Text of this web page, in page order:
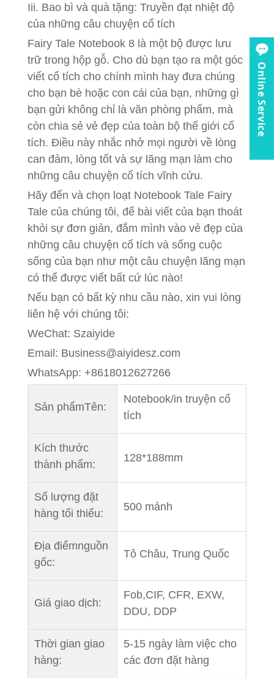
Iii. Bao bì và quà tặng: Truyền đạt nhiệt độ
của những câu chuyện cổ tích
Fairy Tale Notebook 8 là một bộ được lưu
trữ trong hộp gỗ. Cho dù bạn tạo ra một góc
viết cổ tích cho chính mình hay đưa chúng
cho bạn bè hoặc con cái của bạn, những gì
bạn gửi không chỉ là văn phòng phẩm, mà
còn chia sẻ vẻ đẹp của toàn bộ thế giới cổ
tích. Điều này nhắc nhở mọi người về lòng
can đảm, lòng tốt và sự lãng mạn làm cho
những câu chuyện cổ tích vĩnh cửu.
Hãy đến và chọn loạt Notebook Tale Fairy
Tale của chúng tôi, để bài viết của bạn thoát
khỏi sự đơn giản, đắm mình vào vẻ đẹp của
những câu chuyện cổ tích và sống cuộc
sống của bạn như một câu chuyện lãng mạn
có thể được viết bất cứ lúc nào!
Nếu bạn có bất kỳ nhu cầu nào, xin vui lòng
liên hệ với chúng tôi:
WeChat: Szaiyide
Email: Business@aiyidesz.com
WhatsApp: +8618012627266
Sản phẩmTên:
Notebook/in truyện cổ
tích
Kích thước
thành phẩm:
128*188mm
Số lượng đặt
hàng tối thiểu:
500 mảnh
Địa điểmnguồn
gốc:
Tô Châu, Trung Quốc
Giá giao dịch:
Fob,CIF, CFR, EXW,
DDU, DDP
Thời gian giao
hàng:
5-15 ngày làm việc cho
các đơn đặt hàng
Online Service